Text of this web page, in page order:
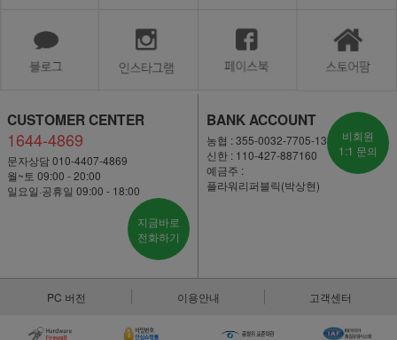
CUSTOMER CENTER
1644-4869
문자상담 010-4407-4869
월~토 09:00 - 20:00
일요일·공휴일 09:00 - 18:00
지금바로
전화하기
BANK ACCOUNT
농협 : 355-0032-7705-13
신한 : 110-427-887160
예금주 :
플라워리퍼블릭(박상현)
비회원
1:1 문의
PC 버전 이용안내 고객센터